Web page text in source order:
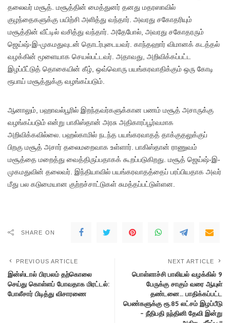
தலைவர் மசூத். மசூத்தின் மைத்துனர் தனது மதரஸாவில்
குழந்தைகளுக்கு பயிற்சி அளித்து வந்தார். அவரது சகோதரியும்
மசூத்தின் வீட்டில் வசித்து வந்தார். அதேபோல், அவரது சகோதரரும்
ஜெய்ஷ்-இ-முகமதுவுடன் தொடர்புடையவர். காந்தஹார் விமானக் கடத்தல்
வழக்கின் மூளையாக செயல்பட்டவர். அதாவது, அறிவிக்கப்பட்ட
இழப்பீட்டுத் தொகையின் கீழ், ஒவ்வொரு பயங்கரவாதிக்கும் ஒரு கோடி
ரூபாய் மசூத்துக்கு வழங்கப்படும்.
ஆனாலும், பஹாவல்பூரில் இறந்தவர்களுக்கான பணம் மசூத் அசாருக்கு
வழங்கப்படும் என்று பாகிஸ்தான் அரசு அதிகாரப்பூர்வமாக
அறிவிக்கவில்லை. பஹல்காமில் நடந்த பயங்கரவாதத் தாக்குதலுக்குப்
பிறகு மசூத் அசார் தலைமறைவாக உள்ளார். பாகிஸ்தான் ராணுவம்
மசூத்தை மறைத்து வைத்திருப்பதாகக் கூறப்படுகிறது. மசூத் ஜெய்ஷ்-இ-
முகமதுவின் தலைவர். இந்தியாவில் பயங்கரவாதத்தைப் பரப்பியதாக அவர்
மீது பல கடுமையான குற்றச்சாட்டுகள் சுமத்தப்பட்டுள்ளன.
SHARE ON
PREVIOUS ARTICLE
இன்ஸ்டால் பிரபலம் தற்கொலை
செய்து கொள்ளப் போவதாக மிரட்டல்:
போலீசார் பிடித்து விசாரணை
NEXT ARTICLE
பொள்ளாச்சி பாலியல் வழக்கில் 9
பேருக்கு சாகும் வரை ஆயுள்
தண்டனை… பாதிக்கப்பட்ட
பெண்களுக்கு ரூ.85 லட்சம் இழப்பீடு
– நீதிபதி நந்தினி தேவி இன்று